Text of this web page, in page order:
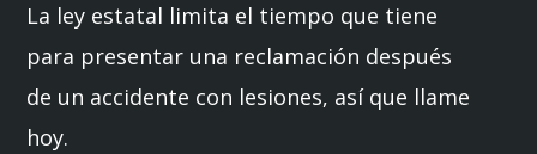
La ley estatal limita el tiempo que tiene
para presentar una reclamación después
de un accidente con lesiones, así que llame
hoy.